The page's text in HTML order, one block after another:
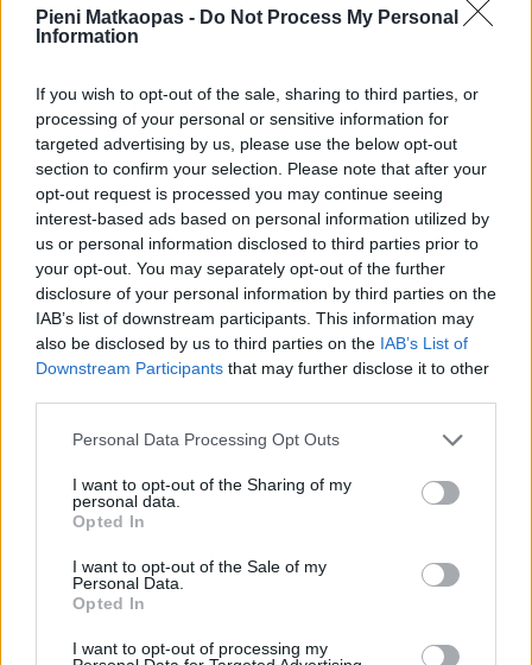
Pieni Matkaopas - Do Not Process My Personal
Information
If you wish to opt-out of the sale, sharing to third parties, or
processing of your personal or sensitive information for
targeted advertising by us, please use the below opt-out
section to confirm your selection. Please note that after your
opt-out request is processed you may continue seeing
interest-based ads based on personal information utilized by
us or personal information disclosed to third parties prior to
your opt-out. You may separately opt-out of the further
disclosure of your personal information by third parties on the
IAB’s list of downstream participants. This information may
also be disclosed by us to third parties on the IAB’s List of
Downstream Participants that may further disclose it to other
Personal Data Processing Opt Outs
I want to opt-out of the Sharing of my
personal data.
Opted In
I want to opt-out of the Sale of my
Personal Data.
Opted In
I want to opt-out of processing my
joulumarkkinat ovat niin paikallisten kuin turistienkin
Gamla stan
vanhakaupunki [
kartalla ] on tuttu paikka suomalaisille,
ja sen alueella on mukava vaellella, oli sitten kesä tai talvi.
normaali osa Tukholmaa, ja siellä käytiin aikoinaan jopa